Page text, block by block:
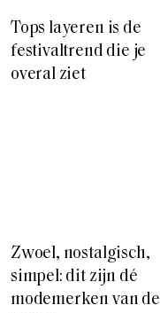
Tops layeren is de
festivaltrend die je
overal ziet
Zwoel, nostalgisch,
simpel: dit zijn dé
modemerken van de